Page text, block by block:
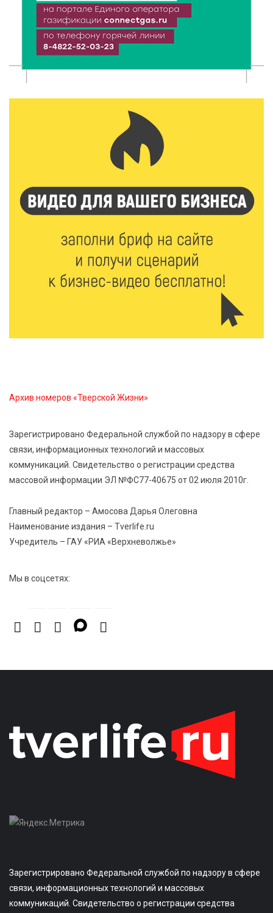
9 Авг 2026 14:19 1465
Тверские компании могут получить грант до 30 млн
рублей
9 Авг 2026 14:13 301
страницы биографии Муслима Магомаева
450
Поддержка и знания: в Рамешках обсудили
тонкости грудного вскармливания
9 Авг 2026 12:13 372
От проекта к проекту: в Твери самозанятость чаще
воспринимают как временную меру
9 Авг 2026 12:12 689
Бологовские школьники доказали чистоту воздуха
9 Авг 2026 10:10 2718
9 Авг 2026 09:19 652
Виталий Королев поблагодарил волонтёров-
медиков за их добрые сердца
8 Авг 2026 20:37 570
В Твери росгвардейцы отметили День
физкультурника турниром по настольному теннису
Архив номеров «Тверской Жизни»
Зарегистрировано Федеральной службой по надзору в сфере
связи, информационных технологий и массовых
коммуникаций. Свидетельство о регистрации средства
массовой информации ЭЛ №ФС77-40675 от 02 июля 2010г.
Главный редактор – Амосова Дарья Олеговна
Наименование издания – Tverlife.ru
Учредитель – ГАУ «РИА «Верхневолжье»
Мы в соцсетях:
Зарегистрировано Федеральной службой по надзору в сфере
связи, информационных технологий и массовых
коммуникаций. Свидетельство о регистрации средства